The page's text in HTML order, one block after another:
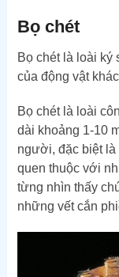
Bọ chét
Bọ chét là loài ký
của động vật
Bọ chét là loài
dài khoảng 1-10
người, đặc biệt
quen thuộc với
từng nhìn thấy
những vết cắn